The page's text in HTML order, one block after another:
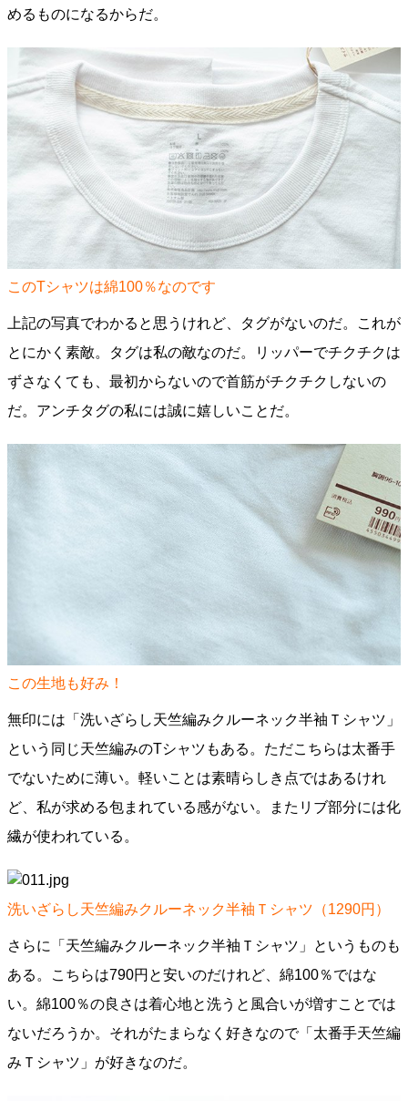
めるものになるからだ。
このTシャツは綿100％なのです
上記の写真でわかると思うけれど、タグがないのだ。これが
とにかく素敵。タグは私の敵なのだ。リッパーでチクチクは
ずさなくても、最初からないので首筋がチクチクしないの
だ。アンチタグの私には誠に嬉しいことだ。
この生地も好み！
無印には「洗いざらし天竺編みクルーネック半袖Ｔシャツ」
という同じ天竺編みのTシャツもある。ただこちらは太番手
でないために薄い。軽いことは素晴らしき点ではあるけれ
ど、私が求める包まれている感がない。またリブ部分には化
繊が使われている。
洗いざらし天竺編みクルーネック半袖Ｔシャツ（1290円）
さらに「天竺編みクルーネック半袖Ｔシャツ」というものも
ある。こちらは790円と安いのだけれど、綿100％ではな
い。綿100％の良さは着心地と洗うと風合いが増すことでは
ないだろうか。それがたまらなく好きなので「太番手天竺編
みＴシャツ」が好きなのだ。